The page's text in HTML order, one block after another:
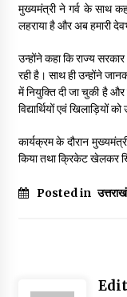
मुख्यमंत्री ने गर्व के साथ
लहराया है और अब हमारी
उन्होंने कहा कि राज्य
रही है। साथ ही उन्होंने
में नियुक्ति दी जा चुकी है और
विद्यार्थियों एवं खिलाड़ियों
कार्यक्रम के दौरान
किया तथा क्रिकेट खेलकर
Posted in